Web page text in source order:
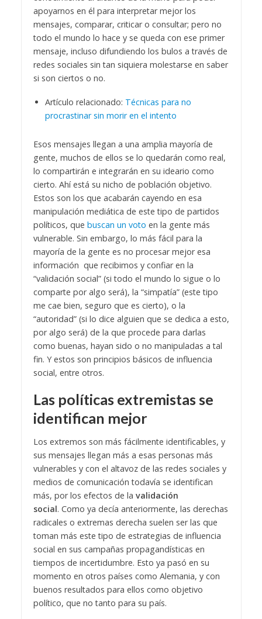
apoyarnos en él para interpretar mejor los
mensajes, comparar, criticar o consultar; pero no
todo el mundo lo hace y se queda con ese primer
mensaje, incluso difundiendo los bulos a través de
redes sociales sin tan siquiera molestarse en saber
si son ciertos o no.
Artículo relacionado: Técnicas para no
procrastinar sin morir en el intento
Esos mensajes llegan a una amplia mayoría de
gente, muchos de ellos se lo quedarán como real,
lo compartirán e integrarán en su ideario como
cierto. Ahí está su nicho de población objetivo.
Estos son los que acabarán cayendo en esa
manipulación mediática de este tipo de partidos
políticos, que buscan un voto en la gente más
vulnerable. Sin embargo, lo más fácil para la
mayoría de la gente es no procesar mejor esa
información que recibimos y confiar en la
“validación social” (si todo el mundo lo sigue o lo
comparte por algo será), la “simpatía” (este tipo
me cae bien, seguro que es cierto), o la
“autoridad” (si lo dice alguien que se dedica a esto,
por algo será) de la que procede para darlas
como buenas, hayan sido o no manipuladas a tal
fin. Y estos son principios básicos de influencia
social, entre otros.
Las políticas extremistas se
identifican mejor
Los extremos son más fácilmente identificables, y
sus mensajes llegan más a esas personas más
vulnerables y con el altavoz de las redes sociales y
medios de comunicación todavía se identifican
más, por los efectos de la validación
social. Como ya decía anteriormente, las derechas
radicales o extremas derecha suelen ser las que
toman más este tipo de estrategias de influencia
social en sus campañas propagandísticas en
tiempos de incertidumbre. Esto ya pasó en su
momento en otros países como Alemania, y con
buenos resultados para ellos como objetivo
político, que no tanto para su país.